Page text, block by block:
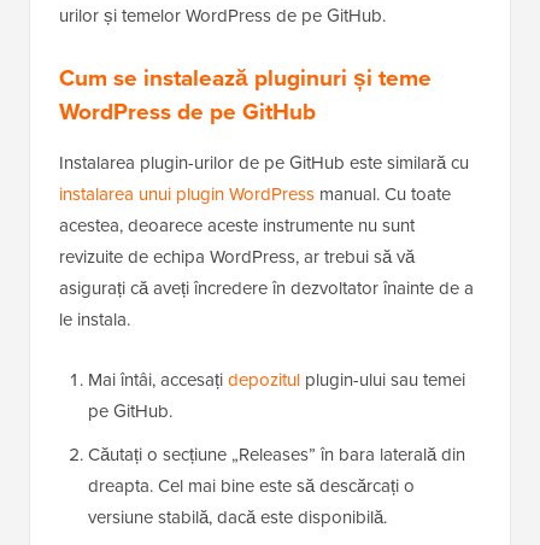
urilor și temelor WordPress de pe GitHub.
Cum se instalează pluginuri și teme
WordPress de pe GitHub
Instalarea plugin-urilor de pe GitHub este similară cu
instalarea unui plugin WordPress manual. Cu toate
acestea, deoarece aceste instrumente nu sunt
revizuite de echipa WordPress, ar trebui să vă
asigurați că aveți încredere în dezvoltator înainte de a
le instala.
Mai întâi, accesațidepozitul plugin-ului sau temei
pe GitHub.
Căutați o secțiune „Releases” în bara laterală din
dreapta. Cel mai bine este să descărcați o
versiune stabilă, dacă este disponibilă.